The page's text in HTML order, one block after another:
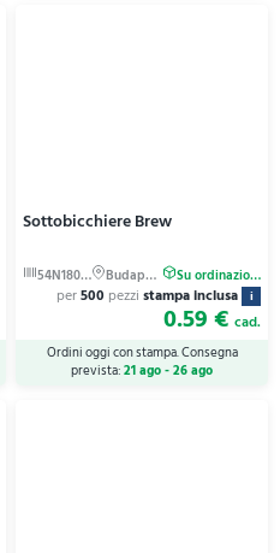
Sottobicchiere Brew
per500 pezzi stampa inclusa i
0.59 € cad.
Ordini oggi con stampa. Consegna
prevista:21 ago - 26 ago